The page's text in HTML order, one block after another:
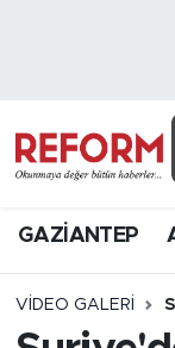
GAZİANTEP
VIDEO GALERI
Hava
Süper Lig
Tüm